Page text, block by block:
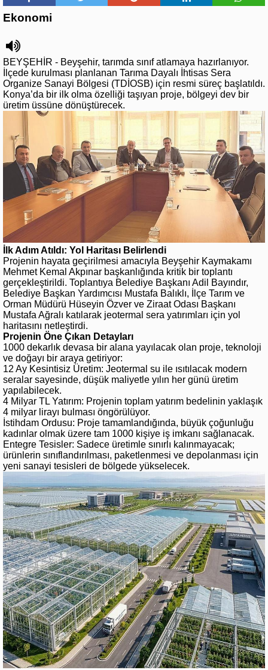
Ekonomi
BEYŞEHİR - Beyşehir, tarımda sınıf atlamaya hazırlanıyor.
İlçede kurulması planlanan Tarıma Dayalı İhtisas Sera
Organize Sanayi Bölgesi (TDİOSB) için resmi süreç başlatıldı.
Konya’da bir ilk olma özelliği taşıyan proje, bölgeyi dev bir
üretim üssüne dönüştürecek.
İlk Adım Atıldı: Yol Haritası Belirlendi
Projenin hayata geçirilmesi amacıyla Beyşehir Kaymakamı
Mehmet Kemal Akpınar başkanlığında kritik bir toplantı
gerçekleştirildi. Toplantıya Belediye Başkanı Adil Bayındır,
Belediye Başkan Yardımcısı Mustafa Balıklı, İlçe Tarım ve
Orman Müdürü Hüseyin Özver ve Ziraat Odası Başkanı
Mustafa Ağralı katılarak jeotermal sera yatırımları için yol
haritasını netleştirdi.
Projenin Öne Çıkan Detayları
1000 dekarlık devasa bir alana yayılacak olan proje, teknoloji
ve doğayı bir araya getiriyor:
12 Ay Kesintisiz Üretim: Jeotermal su ile ısıtılacak modern
seralar sayesinde, düşük maliyetle yılın her günü üretim
yapılabilecek.
4 Milyar TL Yatırım: Projenin toplam yatırım bedelinin yaklaşık
4 milyar lirayı bulması öngörülüyor.
İstihdam Ordusu: Proje tamamlandığında, büyük çoğunluğu
kadınlar olmak üzere tam 1000 kişiye iş imkanı sağlanacak.
Entegre Tesisler: Sadece üretimle sınırlı kalınmayacak;
ürünlerin sınıflandırılması, paketlenmesi ve depolanması için
yeni sanayi tesisleri de bölgede yükselecek.